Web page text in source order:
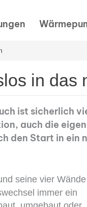
in das
ist sicherlich
auch die
den Start in ein
seine vier
immer ein